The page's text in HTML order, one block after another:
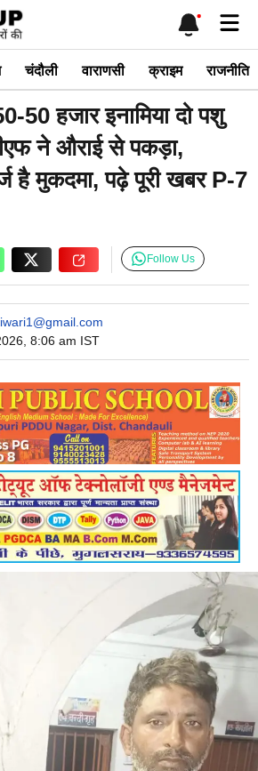
चंदौली वाराणसी क्राइम राजनीति
50 हजार इनामिया दो पशु
ने औराई से पकड़ा,
है मुकदमा, पढ़े पूरी खबर P-7
8:06 am IST
Follow Us